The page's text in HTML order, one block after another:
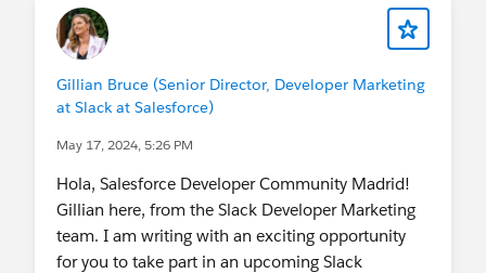
Gillian Bruce (Senior Director, Developer Marketing
at Slack at Salesforce)
May 17, 2024, 5:26 PM
Hola, Salesforce Developer Community Madrid!
Gillian here, from the Slack Developer Marketing
team. I am writing with an exciting opportunity
for you to take part in an upcoming Slack